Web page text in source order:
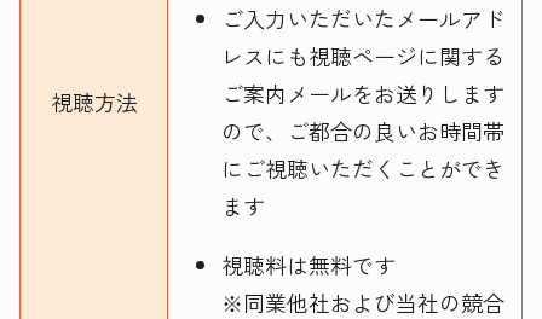
視聴方法
ご入力いただいたメールアド
レスにも視聴ページに関する
ご案内メールをお送りします
ので、ご都合の良いお時間帯
にご視聴いただくことができ
ます
視聴料は無料です
※同業他社および当社の競合